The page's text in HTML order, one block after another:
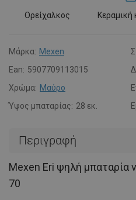
Ορείχαλκος
Μάρκα: Mexen
Ean: 5907709113015
Χρώμα: Μαύρο
Ύψος μπαταρίας: 28 εκ.
Περιγραφή
Mexen Eri ψηλή μπαταρία
70